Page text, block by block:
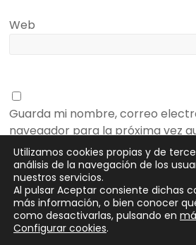
Web
Guarda mi nombre, correo
navegador para la próxima vez
Utilizamos cookies propias y de
análisis de la navegación de los
nuestros servicios.
Al pulsar Aceptar consiente dichas
más información, o bien conocer
como desactivarlas, pulsando en
Configurar cookies.